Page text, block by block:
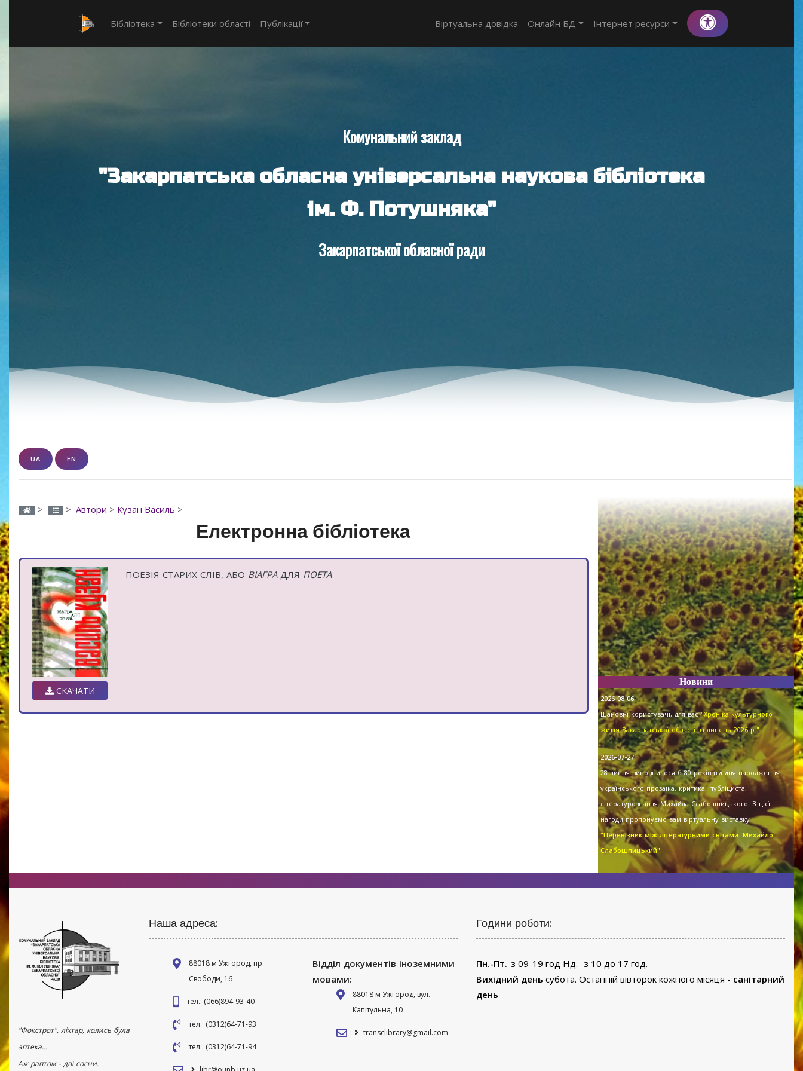
Бібліотека Бібліотеки області Публікації Віртуальна довідка Онлайн БД Інтернет ресурси
Комунальний заклад
"Закарпатська обласна універсальна наукова бібліотека
ім. Ф. Потушняка"
Закарпатської обласної ради
UA EN
> > Автори > Кузан Василь >
Електронна бібліотека
СКАЧАТИ
ПОЕЗІЯ СТАРИХ СЛІВ, АБО ВІАГРАДЛЯ ПОЕТА
Новини
2026-08-06
Шановні користувачі, для вас"Хроніка культурного
життя Закарпатської області за липень 2026 р.".
2026-07-27
28 липня виповнилося б 80 років від дня народження
українського прозаїка, критика, публіциста,
літературознавця Михайла Слабошпицького. З цієї
нагоди пропонуємо вам віртуальну виставку
"Перевізник між літературними світами: Михайло
Слабошпицький".
"Фокстрот", ліхтар, колись була
аптека...
Аж раптом - дві сосни.
Наша адреса:
88018 м Ужгород, пр.
Свободи, 16
тел.: (066)894-93-40
тел.: (0312)64-71-93
тел.: (0312)64-71-94
Відділ документів іноземними
мовами:
88018 м Ужгород, вул.
Капітульна, 10
transclibrary@gmail.com
Години роботи:
Пн.-Пт.-з 09-19 год Нд.- з 10 до 17 год.
Вихідний день субота. Останній вівторок кожного місяця - санітарний
день